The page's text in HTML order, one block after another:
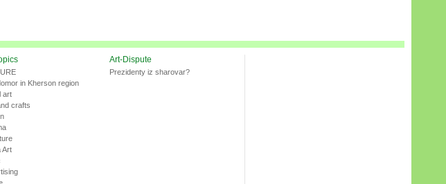
in Kherson region
art
crafts
Art
Art-Dispute
Prezidenty iz sharovar?